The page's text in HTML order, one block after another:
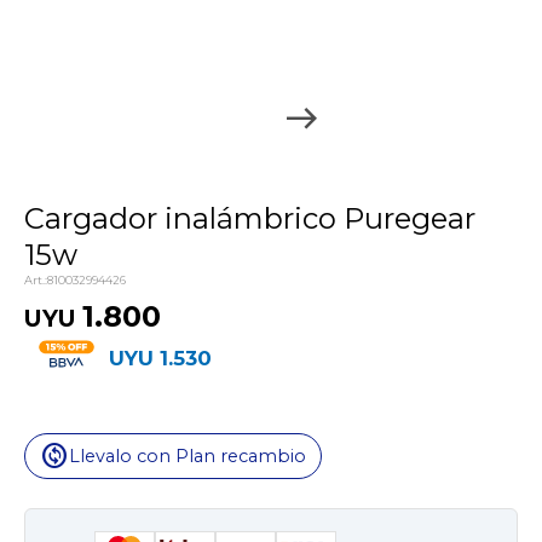
Cargador inalámbrico Puregear
15w
810032994426
UYU 1.800
UYU 1.530
change_circleLlevalo con Plan recambio